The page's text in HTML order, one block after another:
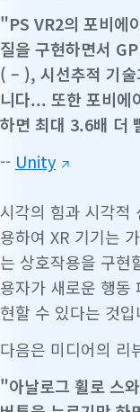
"PS VR2의 포비에
질을 구현하면서
( – ), 시선추적 기
니다... 또한 포비에
하면 최대 3.6배 더
-- Unity
시각의 힘과 시각적
용하여 XR 기기는
는 상호작용을 구현
용자가 새로운 행동
현할 수 있다는 것입
다음은 미디어의 리
"아날로그 휠로 스